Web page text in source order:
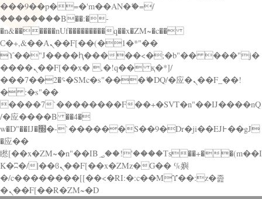
���9��p�=�'m��AN�ޭ�=/
��������B��:�-
�n&������nUf���������q��x�ZM~�c��
Ϲ�+,&��Ὰܢ��F[��(�1�*"��
ϒ��"J����ԧ�����<�;�b"�� ���"j�
����ܢ��F[��x� ,�!q�� қ�*]/
���؝�2��7�SMc�s"���ޭ�DQ/�应�ܢ��F_��!
� :�s"��
����7`��������F��+�SVT�n"��IJ����nQ
/�应����B ��4�
w�D"��IJ�׭�-`������S��9�Dr�ji��EJ߅��gJ
�应��
矁[��x�ZM~�n"��IB؃��!'����Тѕ��+��(m��I
K�ʭ�/|��ϐܢ��F[��x�ZMz�G�� %嬩
�/c��������[[��<�RI:�:c��MΎ��:z�졾
�ܢ��F[��R�ZM~�D